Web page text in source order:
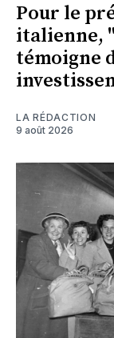
Pour le
italienne,
témoigne
LA RÉDACTION
9 août 2026